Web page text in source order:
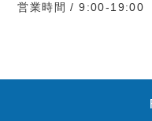
営業時間 / 9:00-19:00